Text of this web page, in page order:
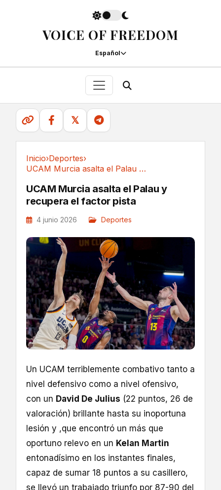
VOICE OF FREEDOM
Español
𝕏
Inicio›Deportes›
UCAM Murcia asalta el Palau y recupera el factor pista
UCAM Murcia asalta el Palau y
recupera el factor pista
4 junio 2026 Deportes
Un UCAM terriblemente combativo tanto a
nivel defensivo como a nivel ofensivo,
con un David De Julius (22 puntos, 26 de
valoración) brillante hasta su inoportuna
lesión y ,que encontró un más que
oportuno relevo en un Kelan Martin
entonadísimo en los instantes finales,
capaz de sumar 18 puntos a su casillero,
se llevó un trabajado triunfo por 87-90 del